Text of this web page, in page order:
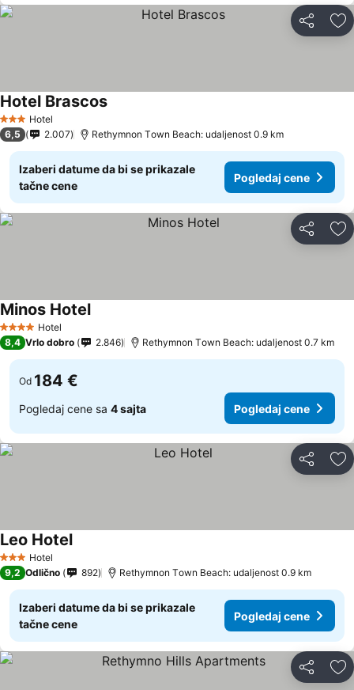
Deli
3 Zvezdice
Hotel
Hotel Brascos
6,5 2.007 Rethymnon Τown Beach: udaljenost 0.9 km
Izaberi datume da bi se prikazale
tačne cene
Pogledaj cene
Deli
4 ZvezdiceHotel
Minos Hotel
8,4 Vrlo dobro 2.846 Rethymnon Τown Beach: udaljenost 0.7 km
Od 184 €
Pogledaj cene sa 4 sajta Pogledaj cene
Deli
3 Zvezdice
Hotel
Leo Hotel
9,2 Odlično 892 Rethymnon Τown Beach: udaljenost 0.9 km
Izaberi datume da bi se prikazale
tačne cene
Pogledaj cene
Deli